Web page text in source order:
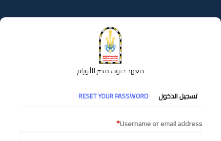
إلى
المحتوى
معهد جنوب مصر للأورام
التبويبات
الأساسية
تسجيل الدخول RESET YOUR PASSWORD
Username or email address